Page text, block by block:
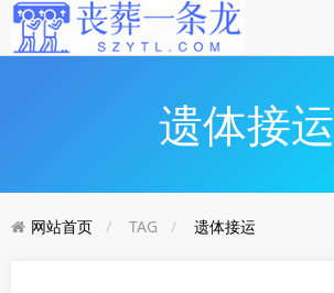
遗体接运
网站首页 TAG 遗体接运